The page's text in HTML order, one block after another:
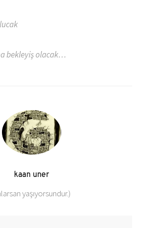
bekleyiş olacak…
kaan uner
yaşıyorsundur.)